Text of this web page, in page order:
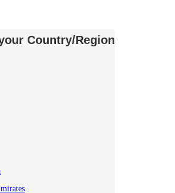
Country/Region